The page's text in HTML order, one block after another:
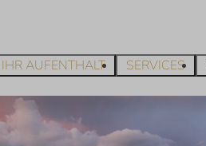
IHR AUFENTHALT SERVICES